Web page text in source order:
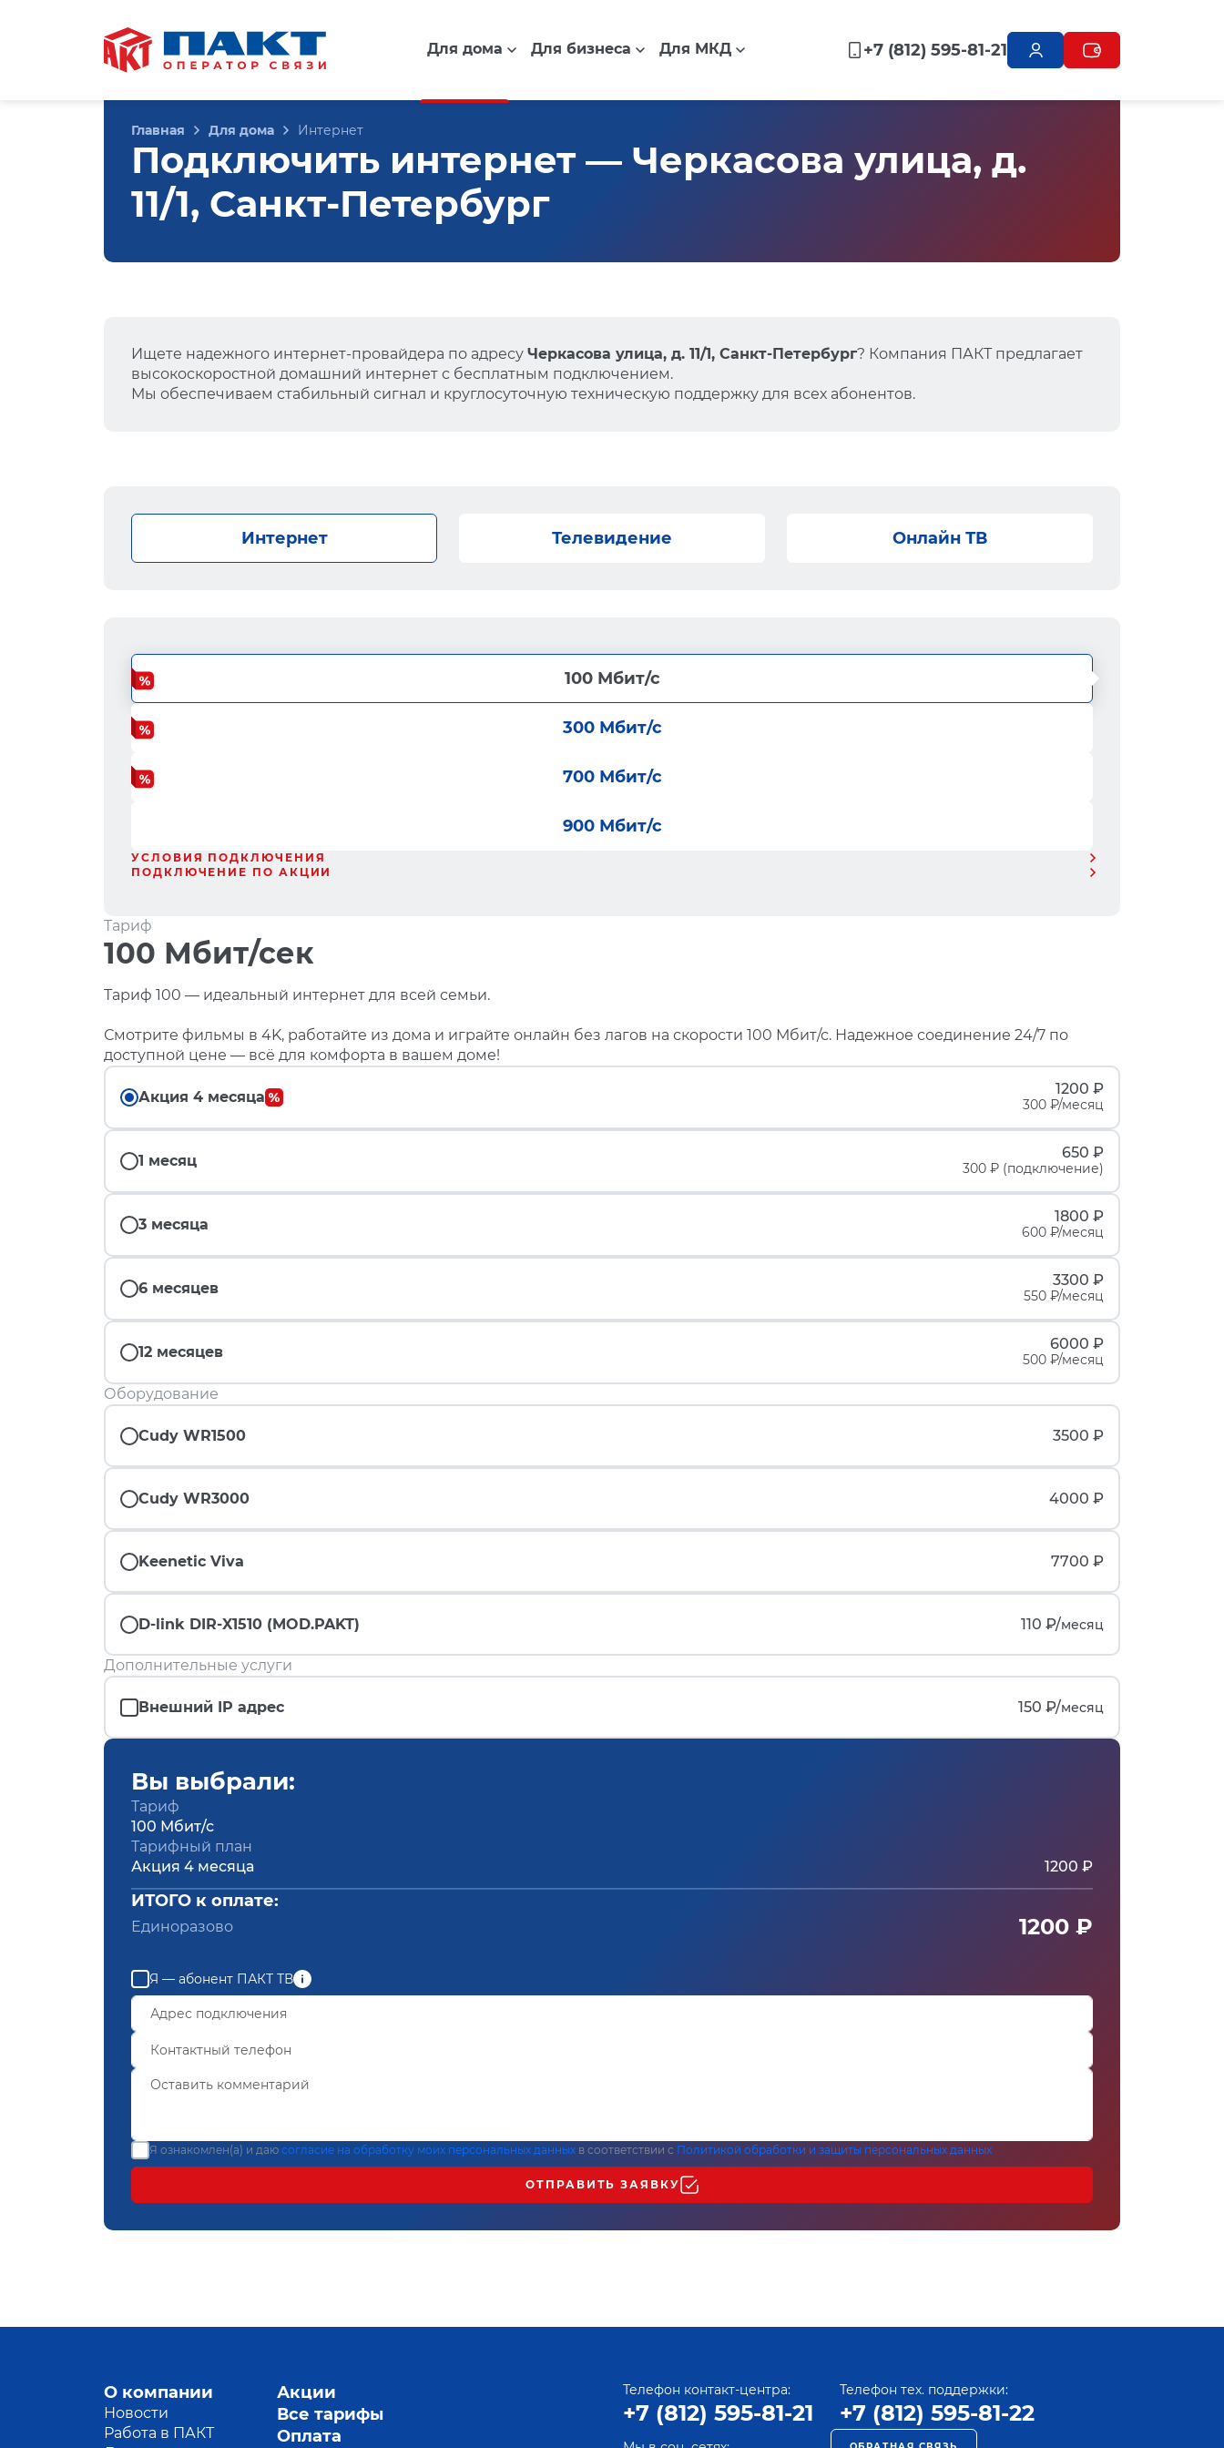
Для дома Для бизнеса Для МКД +7 (812) 595-81-21
Главная Для дома Интернет
Подключить интернет — Черкасова улица, д.
11/1, Санкт-Петербург
Ищете надежного интернет-провайдера по адресу Черкасова улица, д. 11/1, Санкт-Петербург? Компания ПАКТ предлагает
высокоскоростной домашний интернет с бесплатным подключением.
Мы обеспечиваем стабильный сигнал и круглосуточную техническую поддержку для всех абонентов.
Интернет Телевидение Онлайн ТВ
100 Мбит/с
300 Мбит/с
700 Мбит/с
900 Мбит/с
УСЛОВИЯ ПОДКЛЮЧЕНИЯ
ПОДКЛЮЧЕНИЕ ПО АКЦИИ
Тариф
100 Мбит/сек
Тариф 100 — идеальный интернет для всей семьи.
Смотрите фильмы в 4K, работайте из дома и играйте онлайн без лагов на скорости 100 Мбит/с. Надежное соединение 24/7 по
доступной цене — всё для комфорта в вашем доме!
Акция 4 месяца 1200 ₽
300 ₽/месяц
1 месяц 650 ₽
300 ₽ (подключение)
3 месяца 1800 ₽
600 ₽/месяц
6 месяцев 3300 ₽
550 ₽/месяц
12 месяцев 6000 ₽
500 ₽/месяц
Оборудование
Cudy WR1500 3500 ₽
Cudy WR3000 4000 ₽
Keenetic Viva 7700 ₽
D-link DIR-X1510 (MOD.PAKT) 110 ₽/месяц
Дополнительные услуги
Внешний IP адрес 150 ₽/месяц
Вы выбрали:
Тариф
100 Мбит/с
Тарифный план
Акция 4 месяца
1200 ₽
ИТОГО к оплате:
Единоразово 1200 ₽
Я — абонент ПАКТ ТВ
Я ознакомлен(а) и даю согласие на обработку моих персональных данных в соответствии с Политикой обработки и защиты персональных данных
ОТПРАВИТЬ ЗАЯВКУ
О компании
Новости
Работа в ПАКТ
Акции
Все тарифы
Оплата
Телефон контакт-центра:
+7 (812) 595-81-21
Телефон тех. поддержки:
+7 (812) 595-81-22